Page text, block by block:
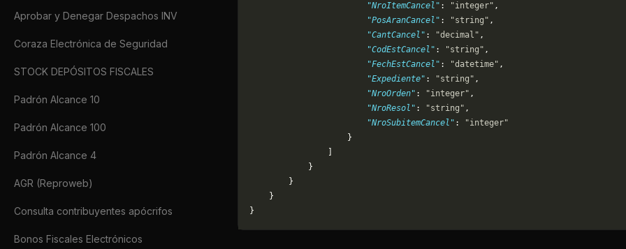
Aprobar y Denegar Despachos INV
Coraza Electrónica de Seguridad
STOCK DEPÓSITOS FISCALES
Padrón Alcance 10
Padrón Alcance 100
Padrón Alcance 4
AGR (Reproweb)
Consulta contribuyentes apócrifos
Bonos Fiscales Electrónicos
                        "NroItemCancel"
: "integer" ,
                        "PosAranCancel"
: "string" ,
                        "CantCancel"
: "decimal" ,
                        "CodEstCancel"
: "string" ,
                        "FechEstCancel"
: "datetime" ,
                        "Expediente"
: "string" ,
                        "NroOrden"
: "integer" ,
                        "NroResol"
: "string" ,
                        "NroSubitemCancel"
:
"integer"
                    }
            }
        }
    }
}